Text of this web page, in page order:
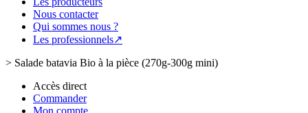
Nous contacter
Qui sommes nous ?
Les professionnels↗
> Salade batavia Bio à la pièce (270g-300g mini)
Accès direct
Commander
Mon compte